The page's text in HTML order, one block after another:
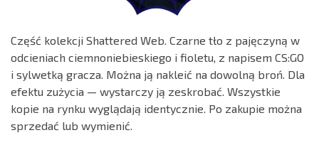
Część kolekcji Shattered Web. Czarne tło z pajęczyną w
odcieniach ciemnoniebieskiego i fioletu, z napisem CS:GO
i sylwetką gracza. Można ją nakleić na dowolną broń. Dla
efektu zużycia — wystarczy ją zeskrobać. Wszystkie
kopie na rynku wyglądają identycznie. Po zakupie można
sprzedać lub wymienić.